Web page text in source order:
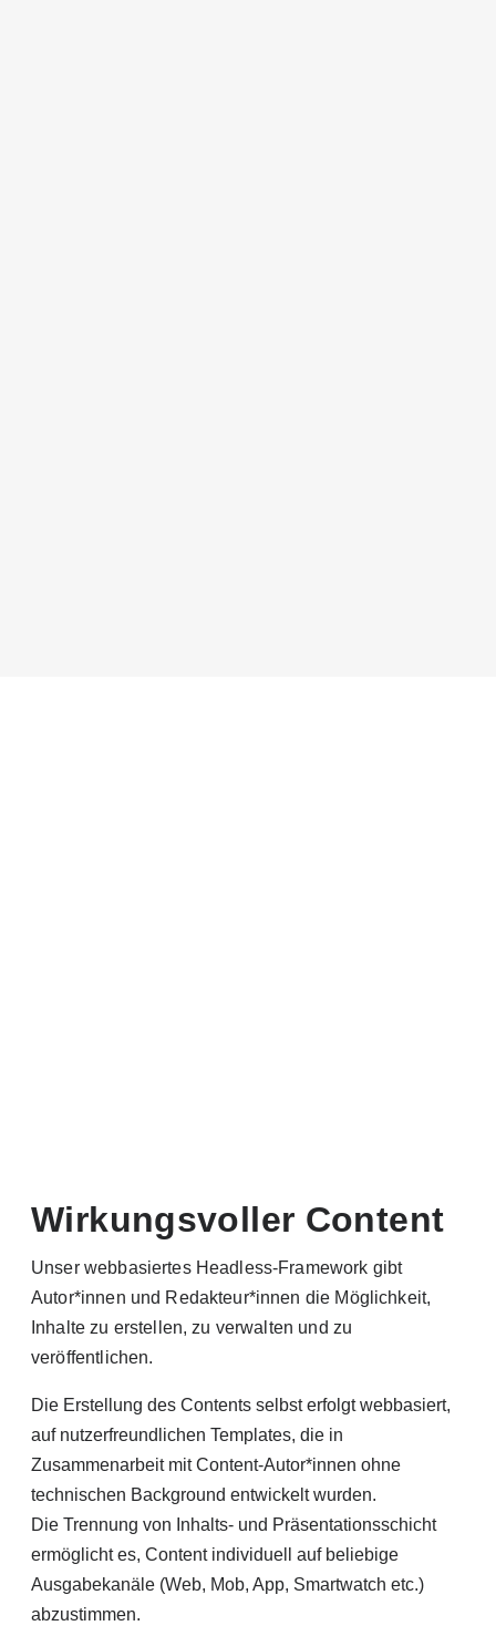
Wirkungsvoller Content
Unser webbasiertes Headless-Framework gibt
Autor*innen und Redakteur*innen die Möglichkeit,
Inhalte zu erstellen, zu verwalten und zu
veröffentlichen.
Die Erstellung des Contents selbst erfolgt webbasiert,
auf nutzerfreundlichen Templates, die in
Zusammenarbeit mit Content-Autor*innen ohne
technischen Background entwickelt wurden.
Die Trennung von Inhalts- und Präsentationsschicht
ermöglicht es, Content individuell auf beliebige
Ausgabekanäle (Web, Mob, App, Smartwatch etc.)
abzustimmen.